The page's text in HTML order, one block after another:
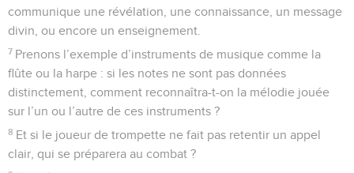
communique une révélation, une connaissance, un message
divin, ou encore un enseignement.
7 Prenons l’exemple d’instruments de musique comme la
flûte ou la harpe : si les notes ne sont pas données
distinctement, comment reconnaîtra-t-on la mélodie jouée
sur l’un ou l’autre de ces instruments ?
8 Et si le joueur de trompette ne fait pas retentir un appel
clair, qui se préparera au combat ?